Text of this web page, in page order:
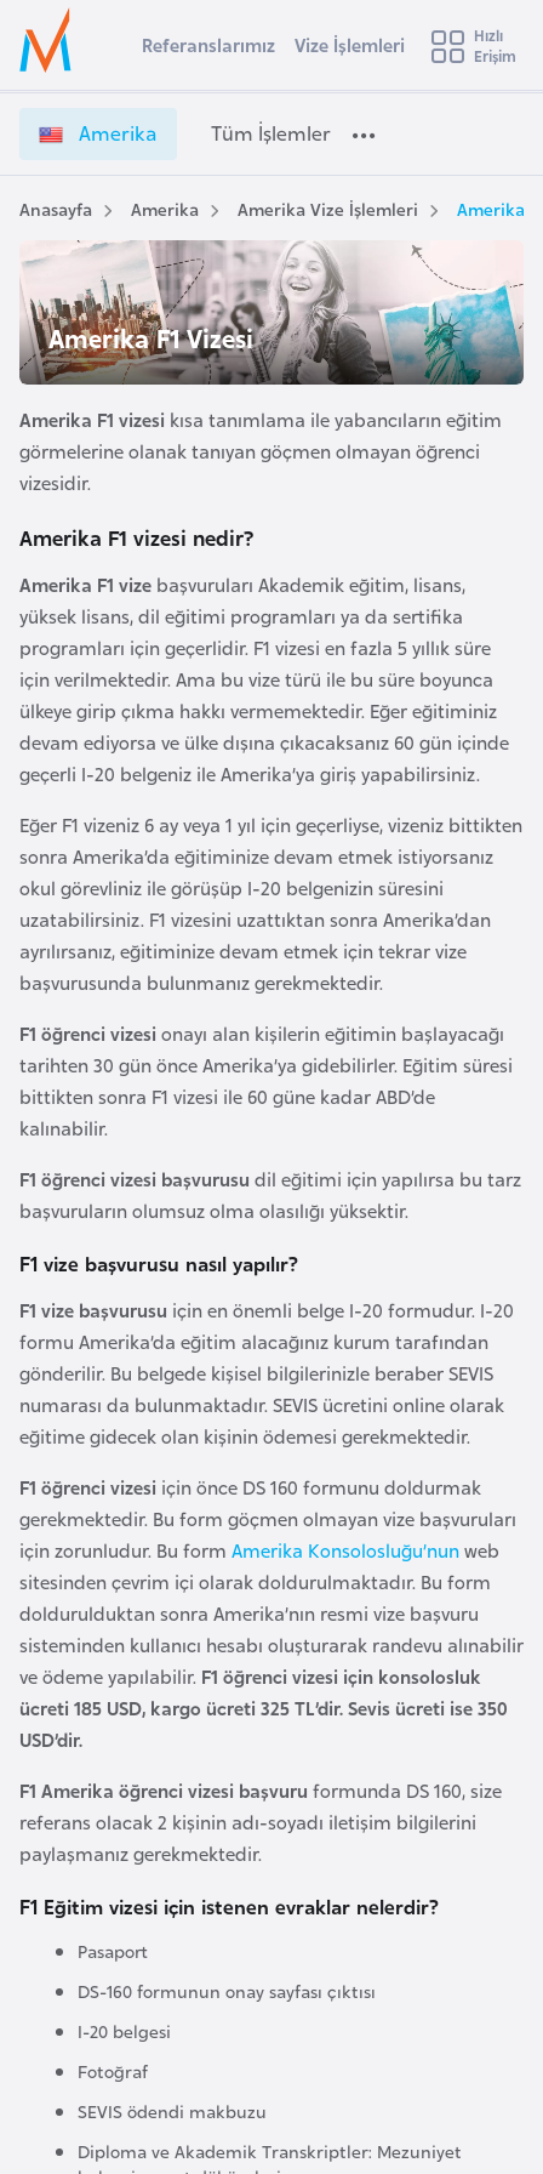
Ülke Seçimi
Başvuru yapmak istediğiniz ülkeyi seçin
Üye
Girişi
m
r
i
k
a
V
i
z
e
İ
ş
l
e
l
e
r
i
e
t
ş
i
Referanslarımız Vize İşlemleri
Hızlı
Erişim
Amerika Tüm İşlemler
Anasayfa Amerika Amerika Vize İşlemleri Amerika
Amerika F1 Vizesi
Amerika F1 vizesi kısa tanımlama ile yabancıların eğitim
görmelerine olanak tanıyan göçmen olmayan öğrenci
vizesidir.
Amerika F1 vizesi nedir?
Amerika F1 vize başvuruları Akademik eğitim, lisans,
yüksek lisans, dil eğitimi programları ya da sertifika
programları için geçerlidir. F1 vizesi en fazla 5 yıllık süre
için verilmektedir. Ama bu vize türü ile bu süre boyunca
ülkeye girip çıkma hakkı vermemektedir. Eğer eğitiminiz
devam ediyorsa ve ülke dışına çıkacaksanız 60 gün içinde
geçerli I-20 belgeniz ile Amerika’ya giriş yapabilirsiniz.
Eğer F1 vizeniz 6 ay veya 1 yıl için geçerliyse, vizeniz bittikten
sonra Amerika’da eğitiminize devam etmek istiyorsanız
okul görevliniz ile görüşüp I-20 belgenizin süresini
uzatabilirsiniz. F1 vizesini uzattıktan sonra Amerika’dan
ayrılırsanız, eğitiminize devam etmek için tekrar vize
başvurusunda bulunmanız gerekmektedir.
F1 öğrenci vizesi onayı alan kişilerin eğitimin başlayacağı
tarihten 30 gün önce Amerika’ya gidebilirler. Eğitim süresi
bittikten sonra F1 vizesi ile 60 güne kadar ABD’de
kalınabilir.
F1 öğrenci vizesi başvurusu dil eğitimi için yapılırsa bu tarz
başvuruların olumsuz olma olasılığı yüksektir.
F1 vize başvurusu nasıl yapılır?
F1 vize başvurusu için en önemli belge I-20 formudur. I-20
formu Amerika’da eğitim alacağınız kurum tarafından
gönderilir. Bu belgede kişisel bilgilerinizle beraber SEVIS
numarası da bulunmaktadır. SEVIS ücretini online olarak
eğitime gidecek olan kişinin ödemesi gerekmektedir.
F1 öğrenci vizesi için önce DS 160 formunu doldurmak
gerekmektedir. Bu form göçmen olmayan vize başvuruları
için zorunludur. Bu form Amerika Konsolosluğu’nunweb
sitesinden çevrim içi olarak doldurulmaktadır. Bu form
doldurulduktan sonra Amerika’nın resmi vize başvuru
sisteminden kullanıcı hesabı oluşturarak randevu alınabilir
ve ödeme yapılabilir. F1 öğrenci vizesi için konsolosluk
ücreti 185 USD, kargo ücreti 325 TL’dir. Sevis ücreti ise 350
USD’dir.
F1 Amerika öğrenci vizesi başvuru formunda DS 160, size
referans olacak 2 kişinin adı-soyadı iletişim bilgilerini
paylaşmanız gerekmektedir.
F1 Eğitim vizesi için istenen evraklar nelerdir?
Pasaport
DS-160 formunun onay sayfası çıktısı
I-20 belgesi
Fotoğraf
SEVIS ödendi makbuzu
Diploma ve Akademik Transkriptler: Mezuniyet
s
t
r
a
A
v
u
t
u
r
a
A
z
e
r
b
a
n
B
h
r
e
y
n
a
n
g
l
a
d
ş
B
e
l
a
r
u
s
B
e
ç